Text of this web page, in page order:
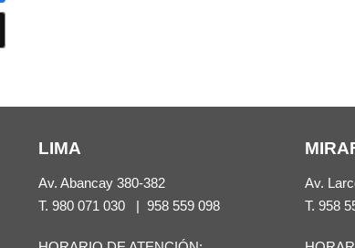
LIMA
Av. Abancay 380-382
T. 980 071 030| 958 559 098
Av.
T. 958